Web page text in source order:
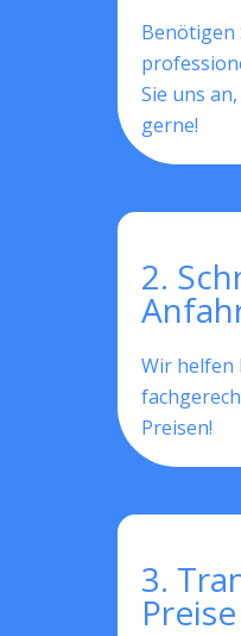
Benötigen
Sie uns
gerne!
2.
Wir helfen
Preisen!
3.
Preise